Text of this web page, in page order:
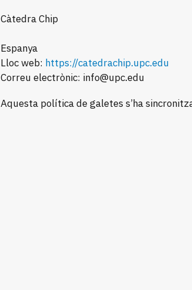
Càtedra Chip
Espanya
Lloc web: https://catedrachip.upc.edu
Correu electrònic: info@upc.edu
Aquesta política de galetes s’ha